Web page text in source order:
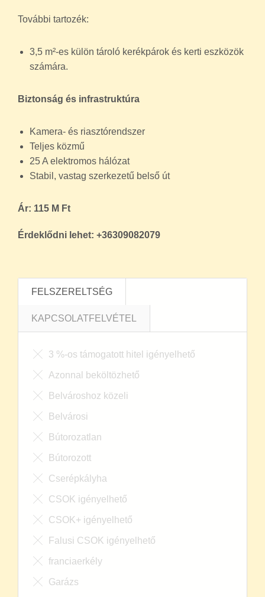
További tartozék:
3,5 m²-es külön tároló kerékpárok és kerti eszközök
számára.
Biztonság és infrastruktúra
Kamera- és riasztórendszer
Teljes közmű
25 A elektromos hálózat
Stabil, vastag szerkezetű belső út
Ár: 115 M Ft
Érdeklődni lehet: +36309082079
FELSZERELTSÉG
KAPCSOLATFELVÉTEL
3 %-os támogatott hitel igényelhető
Azonnal beköltözhető
Belvároshoz közeli
Belvárosi
Bútorozatlan
Bútorozott
Cserépkályha
CSOK igényelhető
CSOK+ igényelhető
Falusi CSOK igényelhető
franciaerkély
Garázs